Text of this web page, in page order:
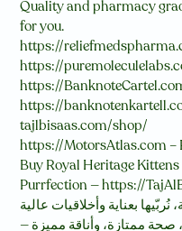
Quality and pharmacy
for you.
https://
https://
https://
https://
tajlbisaas.com/shop/
https://MotorsAtlas.com –
Buy Royal Heritage
Purrfection — https://
بعناية وأخلاقيات عالية
صحة ممتازة، وأناقة مميزة